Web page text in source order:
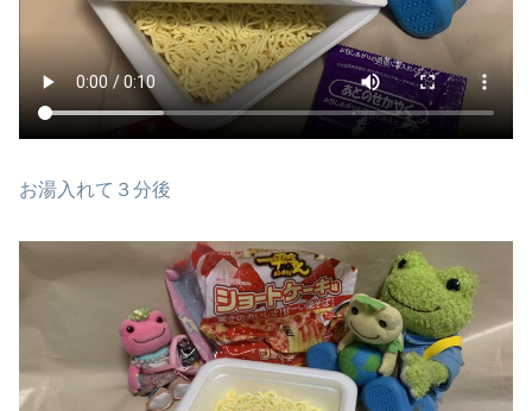
お湯入れて３分後